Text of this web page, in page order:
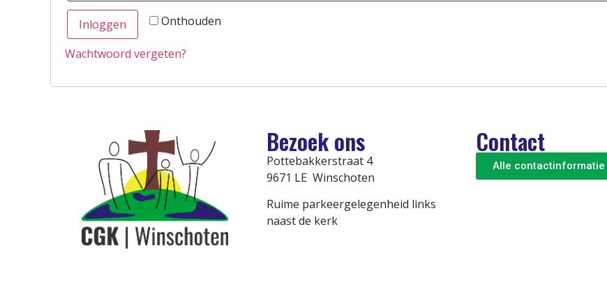
Onthouden
Inloggen
Wachtwoord vergeten?
Bezoek ons
Pottebakkerstraat 4
9671 LE Winschoten
Ruime parkeergelegenheid links
naast de kerk
Contact
Alle contactinformatie